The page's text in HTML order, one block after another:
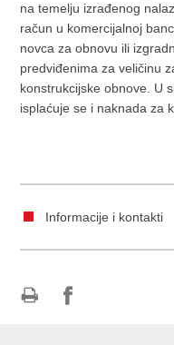
na temelju izrađenog
račun u komercijalnoj
novca za obnovu ili
predviđenima za veličinu
konstrukcijske obnove. U
isplaćuje se i naknada za
Informacije i kontakti